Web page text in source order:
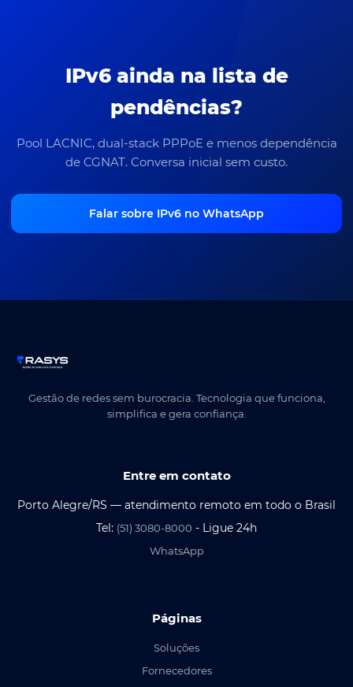
IPv6 ainda na lista de
pendências?
Pool LACNIC, dual-stack PPPoE e menos dependência
de CGNAT. Conversa inicial sem custo.
Falar sobre IPv6 no WhatsApp
Gestão de redes sem burocracia. Tecnologia que funciona,
simplifica e gera confiança.
Entre em contato
Porto Alegre/RS — atendimento remoto em todo o Brasil
Tel: (51) 3080-8000 - Ligue 24h
WhatsApp
Páginas
Soluções
Fornecedores